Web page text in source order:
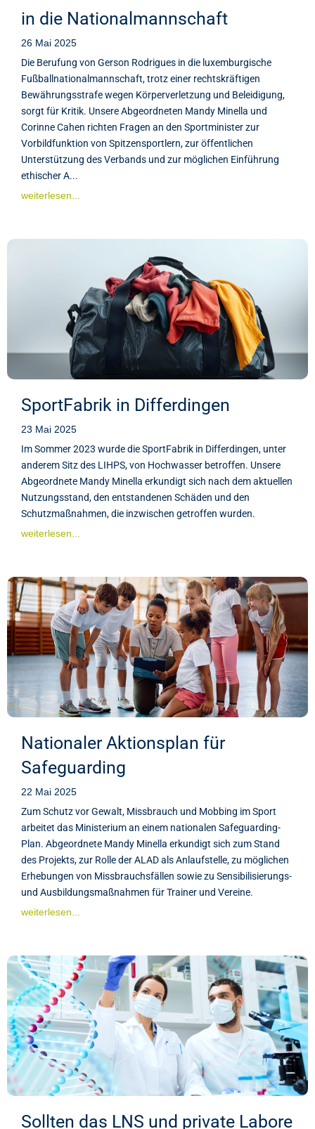
in die Nationalmannschaft
26 Mai 2025
Die Berufung von Gerson Rodrigues in die luxemburgische
Fußballnationalmannschaft, trotz einer rechtskräftigen
Bewährungsstrafe wegen Körperverletzung und Beleidigung,
sorgt für Kritik. Unsere Abgeordneten Mandy Minella und
Corinne Cahen richten Fragen an den Sportminister zur
Vorbildfunktion von Spitzensportlern, zur öffentlichen
Unterstützung des Verbands und zur möglichen Einführung
ethischer A...
weiterlesen...
SportFabrik in Differdingen
23 Mai 2025
Im Sommer 2023 wurde die SportFabrik in Differdingen, unter
anderem Sitz des LIHPS, von Hochwasser betroffen. Unsere
Abgeordnete Mandy Minella erkundigt sich nach dem aktuellen
Nutzungsstand, den entstandenen Schäden und den
Schutzmaßnahmen, die inzwischen getroffen wurden.
weiterlesen...
Nationaler Aktionsplan für
Safeguarding
22 Mai 2025
Zum Schutz vor Gewalt, Missbrauch und Mobbing im Sport
arbeitet das Ministerium an einem nationalen Safeguarding-
Plan. Abgeordnete Mandy Minella erkundigt sich zum Stand
des Projekts, zur Rolle der ALAD als Anlaufstelle, zu möglichen
Erhebungen von Missbrauchsfällen sowie zu Sensibilisierungs-
und Ausbildungsmaßnahmen für Trainer und Vereine.
weiterlesen...
Sollten das LNS und private Labore